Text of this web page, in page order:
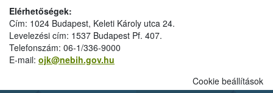
Elérhetőségek:
Cím: 1024 Budapest, Keleti Károly utca 24.
Levelezési cím: 1537 Budapest Pf. 407.
Telefonszám: 06-1/336-9000
E-mail: ojk@nebih.gov.hu
Cookie beállítások